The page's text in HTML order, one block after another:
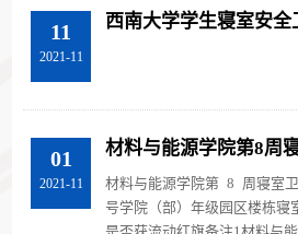
11
2021-11
西南大学学生寝室安全
01
2021-11
材料与能源学院第8周
汇总表
材料与能源学院第 8 周寝室
号学院（部）年级园区楼栋寝
是否获流动红旗备注1材料与